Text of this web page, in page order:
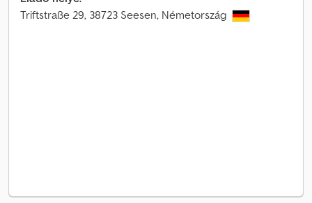
Triftstraße 29, 38723 Seesen, Németország